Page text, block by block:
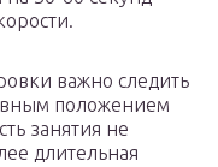
важно следить
положением
занятия не
длительная